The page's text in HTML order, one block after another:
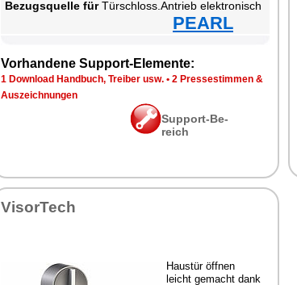
Be­zugs­quel­le fürTür­schloss.An­trieb elek­tro­nisch
PEARL
Vor­han­de­ne Sup­port-Ele­men­te:
1 Down­load Hand­buch, Trei­ber usw. • 2 Pres­se­stim­men &
Aus­zeich­nun­gen
Sup­port-Be­
reich
Vi­sor­Tech
Haus­tür öff­nen
leicht ge­macht dank